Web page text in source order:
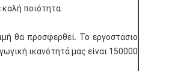
ποιότητα.
θα προσφερθεί. Το εργοστάσιο
ικανότητά μας είναι 150000